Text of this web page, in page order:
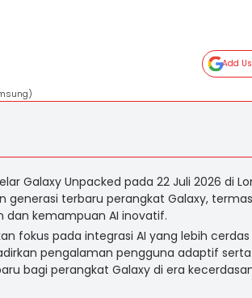
Add
Galaxy Unpacked pada 22 Juli 2026 di
generasi terbaru perangkat Galaxy,
dan kemampuan AI inovatif.
fokus pada integrasi AI yang lebih
pengalaman pengguna adaptif serta
bagi perangkat Galaxy di era